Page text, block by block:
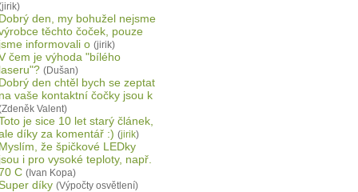
den, my bohužel nejsme
těchto čoček, pouze
informovali o (jirik)
čem je výhoda "bílého
(Dušan)
den chtěl bych se zeptat
vaše kontaktní čočky jsou k
Valent)
je sice 10 let starý článek,
díky za komentář :) (jirik)
že špičkové LEDky
i pro vysoké teploty, např.
C (Ivan Kopa)
díky (Výpočty osvětlení)